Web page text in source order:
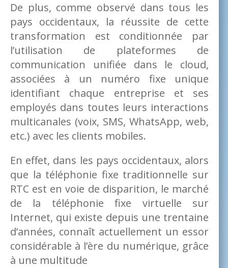
De plus, comme observé dans tous les
pays occidentaux, la réussite de cette
transformation est conditionnée par
l’utilisation de plateformes de
communication unifiée dans le cloud,
associées à un numéro fixe unique
identifiant chaque entreprise et ses
employés dans toutes leurs interactions
multicanales (voix, SMS, WhatsApp, web,
etc.) avec les clients mobiles.
En effet, dans les pays occidentaux, alors
que la téléphonie fixe traditionnelle sur
RTC est en voie de disparition, le marché
de la téléphonie fixe virtuelle sur
Internet, qui existe depuis une trentaine
d’années, connaît actuellement un essor
considérable à l’ère du numérique, grâce
à une multitude